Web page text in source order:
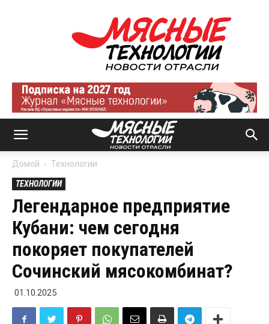
Мясные
технологии
|
Новости
отрасли
Домой Технологии
ТЕХНОЛОГИИ
Легендарное предприятие
Кубани: чем сегодня
покоряет покупателей
Сочинский мясокомбинат?
01.10.2025